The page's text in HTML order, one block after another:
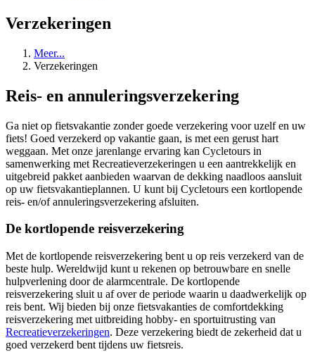
Verzekeringen
Meer...
Verzekeringen
Reis- en annuleringsverzekering
Ga niet op fietsvakantie zonder goede verzekering voor uzelf en uw
fiets! Goed verzekerd op vakantie gaan, is met een gerust hart
weggaan. Met onze jarenlange ervaring kan Cycletours in
samenwerking met Recreatieverzekeringen u een aantrekkelijk en
uitgebreid pakket aanbieden waarvan de dekking naadloos aansluit
op uw fietsvakantieplannen. U kunt bij Cycletours een kortlopende
reis- en/of annuleringsverzekering afsluiten.
De kortlopende reisverzekering
Met de kortlopende reisverzekering bent u op reis verzekerd van de
beste hulp. Wereldwijd kunt u rekenen op betrouwbare en snelle
hulpverlening door de alarmcentrale. De kortlopende
reisverzekering sluit u af over de periode waarin u daadwerkelijk op
reis bent. Wij bieden bij onze fietsvakanties de comfortdekking
reisverzekering met uitbreiding hobby- en sportuitrusting van
Recreatieverzekeringen. Deze verzekering biedt de zekerheid dat u
goed verzekerd bent tijdens uw fietsreis.